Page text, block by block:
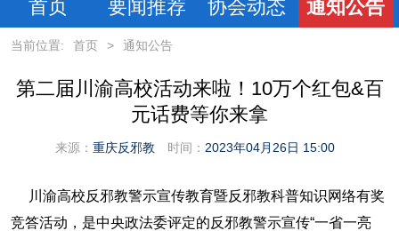
首页 要闻推荐 协会动态 通知公告
当前位置: 首页 > 通知公告
第二届川渝高校活动来啦！10万个红包&百
元话费等你来拿
来源： 重庆反邪教 时间： 2023年04月26日 15:00
川渝高校反邪教警示宣传教育暨反邪教科普知识网络有奖
竞答活动，是中央政法委评定的反邪教警示宣传“一省一亮